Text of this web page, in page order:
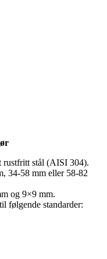
rustfritt stål (AISI 304).
34-58 mm eller 58-82
og 9×9 mm.
følgende standarder: